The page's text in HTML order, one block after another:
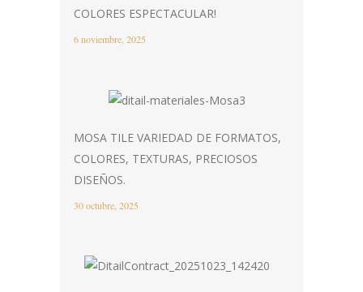
COLORES ESPECTACULAR!
6 noviembre, 2025
MOSA TILE VARIEDAD DE FORMATOS,
COLORES, TEXTURAS, PRECIOSOS
DISEÑOS.
30 octubre, 2025